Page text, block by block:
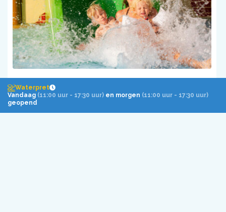
Waterpret
Waterpret is dé waterspeeltuin waar kleine én grote waterratten
Waterpret
Vandaag (11:00 uur - 17:30 uur) en morgen (11:00 uur - 17:30 uur)
geopend